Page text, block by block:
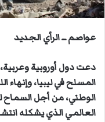
ل
ك
ر
ن
ي
ا
عواصم ــ الرأي الجديد
دعت دول أوروبية
المسلح في ليبيا،
الوطني، من أجل
العالمي الذي يشكله